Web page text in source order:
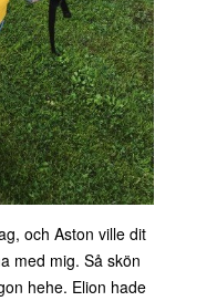
och Aston ville dit
med mig. Så skön
hehe. Elion hade